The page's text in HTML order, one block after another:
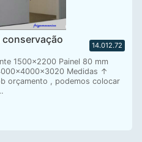
14.012.72
1500×2200 Painel 80 mm
Medidas ↑
orçamento , podemos colocar